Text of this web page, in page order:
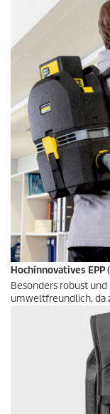
Hochinnovatives
Besonders robust
umweltfreundlich, da